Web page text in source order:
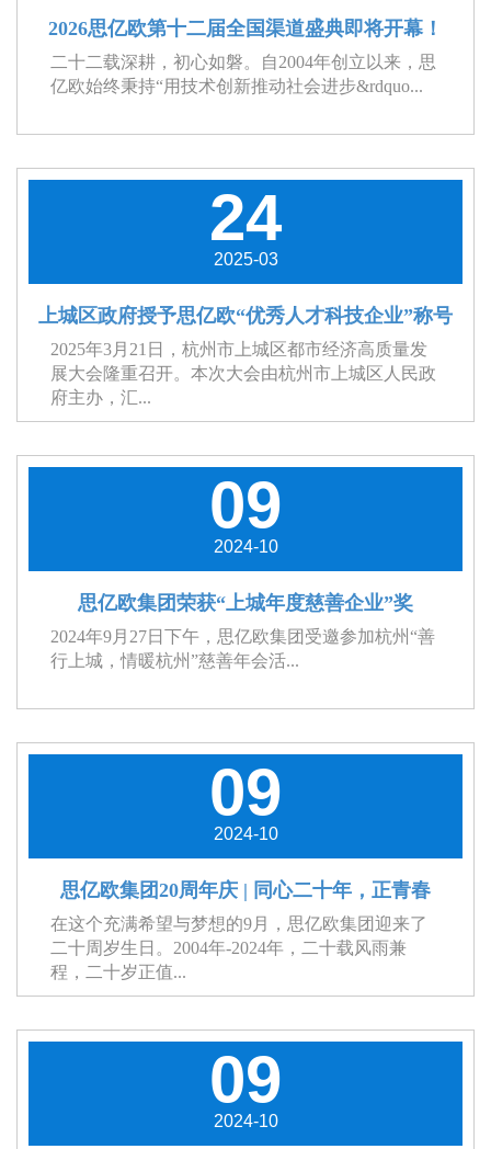
2026思亿欧第十二届全国渠道盛典即将开幕！
二十二载深耕，初心如磐。自2004年创立以来，思
亿欧始终秉持“用技术创新推动社会进步&rdquo...
24
2025-03
上城区政府授予思亿欧“优秀人才科技企业”称号
2025年3月21日，杭州市上城区都市经济高质量发
展大会隆重召开。本次大会由杭州市上城区人民政
府主办，汇...
09
2024-10
思亿欧集团荣获“上城年度慈善企业”奖
2024年9月27日下午，思亿欧集团受邀参加杭州“善
行上城，情暖杭州”慈善年会活...
09
2024-10
思亿欧集团20周年庆 | 同心二十年，正青春
在这个充满希望与梦想的9月，思亿欧集团迎来了
二十周岁生日。2004年-2024年，二十载风雨兼
程，二十岁正值...
09
2024-10